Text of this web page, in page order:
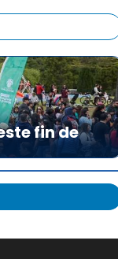
fin de